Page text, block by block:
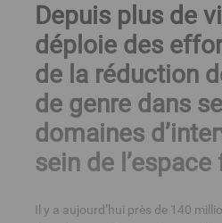
Depuis plus de
déploie des
de la réduction
de genre dans
domaines
sein de
Il y a aujourd’hui près de 140